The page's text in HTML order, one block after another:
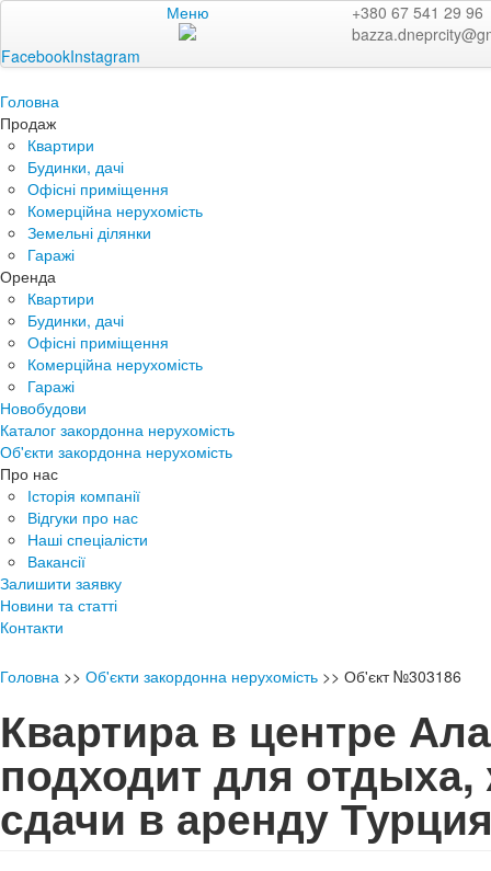
Меню
+380 67 541 29 96
FacebookInstagram
Головна
Продаж
Квартири
Будинки, дачі
Офісні приміщення
Комерційна нерухомість
Земельні ділянки
Гаражі
Оренда
Квартири
Будинки, дачі
Офісні приміщення
Комерційна нерухомість
Гаражі
Новобудови
Каталог закордонна нерухомість
Об'єкти закордонна нерухомість
Про нас
Історія компанії
Відгуки про нас
Наші спеціалісти
Вакансії
Залишити заявку
Новини та статті
Контакти
Головна >> Об'єкти закордонна нерухомість >> Об'єкт №303186
Квартира в центре
подходит для
сдачи в аренду